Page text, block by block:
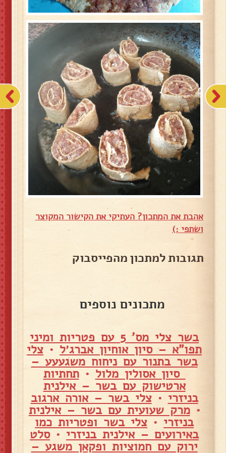
אהבת את המתכון? העתיקי את הקישור המקוצר
ושתפי :)
תגובות למתכון מהפייסבוק
מתכונים נוספים
בשר צלי מס' 5 עם פטריות ומיני
תפו"א – סיון אוחיון אברג׳ל • צלי
בשר בתנור עם ניחוח משגעעע –
סיון אסולין מלול •תחתיות
ארטישוק עם בשר – אילנית
בניזרי •צלי בשר – אורה ארגוב
•מרק שעועית עם בשר – אילנית
בניזרי • צלי בשר ופטריות כמו
באירועים – אילנית בניזרי •סלט
ירוק עם חמוציות ופקאן משגע –